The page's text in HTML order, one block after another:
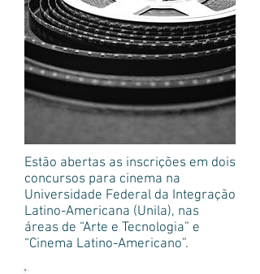
Estão abertas as inscrições em dois
concursos para cinema na
Universidade Federal da Integração
Latino-Americana (Unila), nas
áreas de “Arte e Tecnologia” e
“Cinema Latino-Americano”.